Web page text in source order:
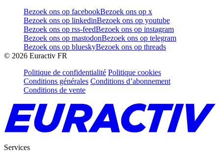
Bezoek ons op facebookBezoek ons op x
Bezoek ons op linkedinBezoek ons op youtube
Bezoek ons op rss-feedBezoek ons op instagram
Bezoek ons op mastodonBezoek ons op telegram
Bezoek ons op blueskyBezoek ons op threads
© 2026 Euractiv FR
Politique de confidentialité Politique cookies
Conditions générales Conditions d’abonnement
Conditions de vente
Services